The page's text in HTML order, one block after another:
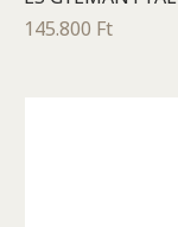
145.800 Ft